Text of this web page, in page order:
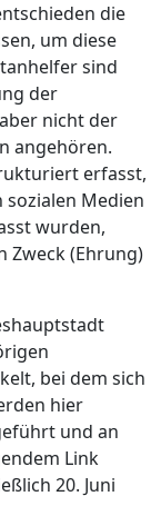
die
um diese
sind
der
nicht der
angehören.
erfasst,
Medien
wurden,
Zweck (Ehrung)
bei dem sich
hier
und an
Link
20. Juni